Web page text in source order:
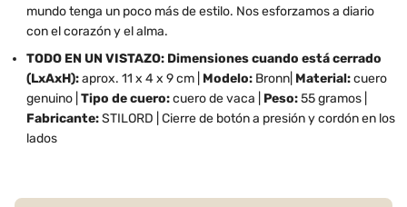
mundo tenga un poco más de estilo. Nos esforzamos a diario
con el corazón y el alma.
TODO EN UN VISTAZO: Dimensiones cuando está cerrado
(LxAxH):aprox. 11 x 4 x 9 cm | Modelo: Bronn| Material:cuero
genuino | Tipo de cuero:cuero de vaca | Peso:55 gramos |
Fabricante:STILORD | Cierre de botón a presión y cordón en los
lados